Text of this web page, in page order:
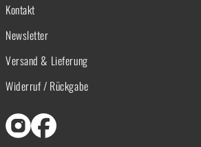
Kontakt
Newsletter
Versand & Lieferung
Widerruf / Rückgabe